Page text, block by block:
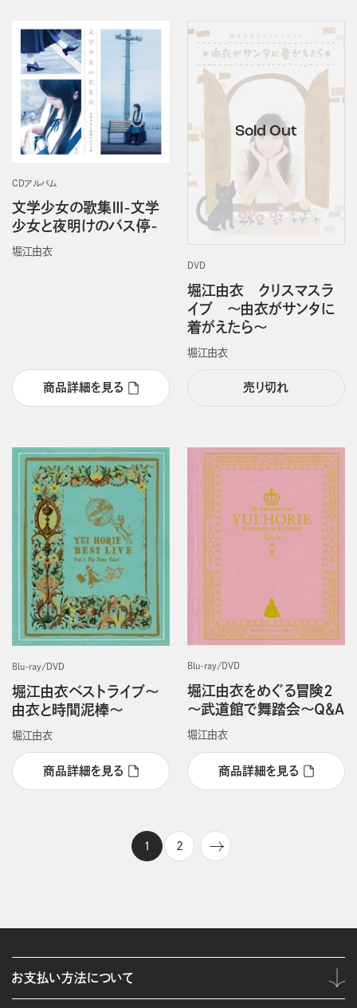
CDアルバム
文学少女の歌集Ⅲ-文学
少女と夜明けのバス停-
堀江由衣
商品詳細を見る
DVD
堀江由衣 クリスマスラ
イブ ～由衣がサンタに
着がえたら～
堀江由衣
売り切れ
Blu-ray/DVD
堀江由衣ベストライブ～
由衣と時間泥棒～
堀江由衣
商品詳細を見る
Blu-ray/DVD
堀江由衣をめぐる冒険２
～武道館で舞踏会～Ｑ＆Ａ
堀江由衣
商品詳細を見る
1 2
お支払い方法について